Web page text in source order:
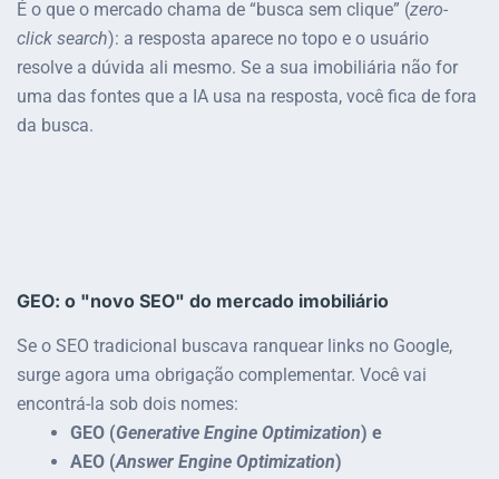
É o que o mercado chama de “busca sem clique” (zero-
click search): a resposta aparece no topo e o usuário
resolve a dúvida ali mesmo. Se a sua imobiliária não for
uma das fontes que a IA usa na resposta, você fica de fora
da busca.
GEO: o "novo SEO" do mercado imobiliário
Se o SEO tradicional buscava ranquear links no Google,
surge agora uma obrigação complementar. Você vai
encontrá-la sob dois nomes:
GEO (Generative Engine Optimization) e
AEO (Answer Engine Optimization)